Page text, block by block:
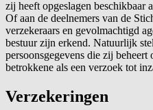
zij heeft opgeslagen beschikbaar
Of aan de deelnemers van de
verzekeraars en gevolmachtigd
bestuur zijn erkend. Natuurlijk
persoonsgegevens die zij beheert
betrokkene als een verzoek tot
Verzekeringen